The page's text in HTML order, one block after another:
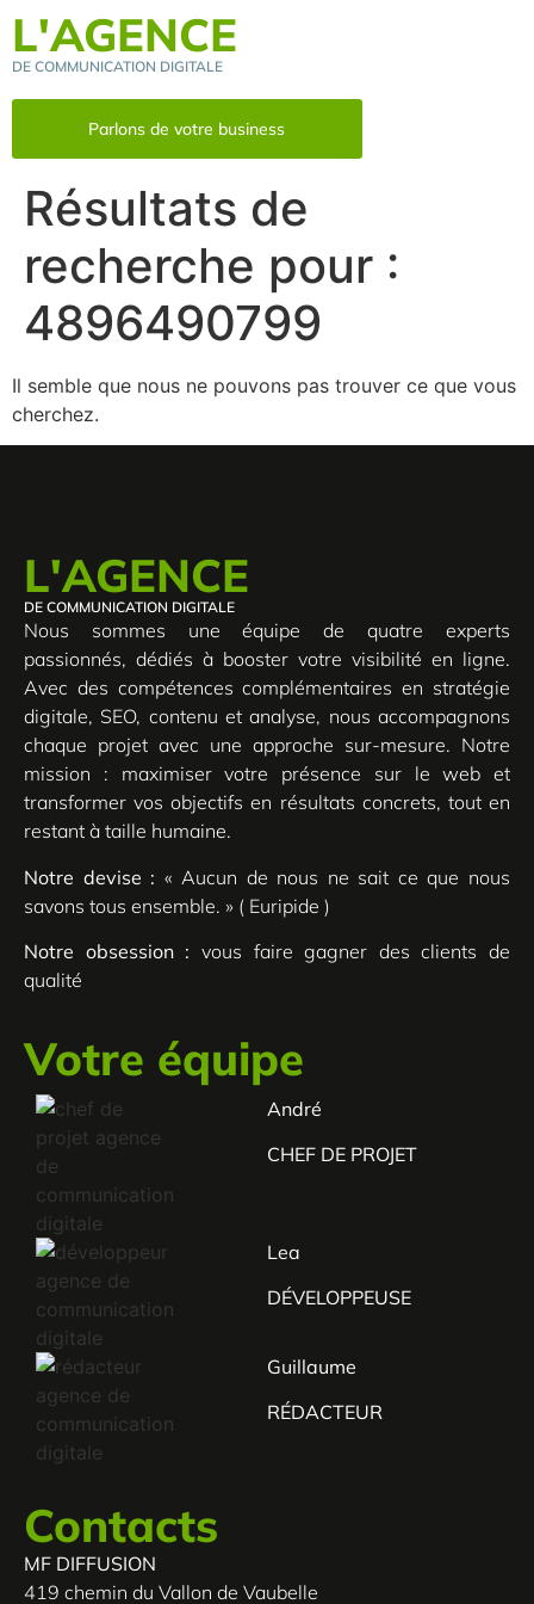
L'AGENCE
DE COMMUNICATION DIGITALE
Parlons de votre business
Résultats de
recherche pour :
4896490799
Il semble que nous ne pouvons pas trouver ce que vous
cherchez.
L'AGENCE
DE COMMUNICATION DIGITALE
Nous sommes une équipe de quatre experts
passionnés, dédiés à booster votre visibilité en ligne.
Avec des compétences complémentaires en stratégie
digitale, SEO, contenu et analyse, nous accompagnons
chaque projet avec une approche sur-mesure. Notre
mission : maximiser votre présence sur le web et
transformer vos objectifs en résultats concrets, tout en
restant à taille humaine.
Notre devise : « Aucun de nous ne sait ce que nous
savons tous ensemble. » ( Euripide )
Notre obsession : vous faire gagner des clients de
qualité
Votre équipe
André
CHEF DE PROJET
Lea
DÉVELOPPEUSE
Guillaume
RÉDACTEUR
Contacts
MF DIFFUSION
419 chemin du Vallon de Vaubelle